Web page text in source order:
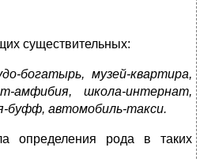
существительных:
богатырь, музей-квартира,
амфибия, школа-интернат,
буфф, автомобиль-такси.
определения рода в таких